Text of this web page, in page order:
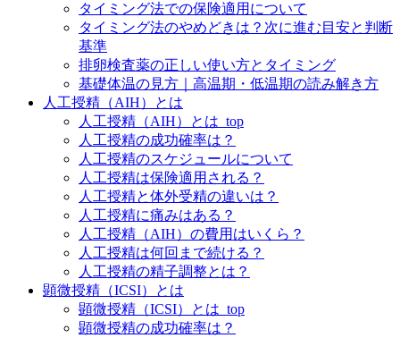
タイミング法での保険適用について
タイミング法のやめどきは？次に進む目安と判断
基準
排卵検査薬の正しい使い方とタイミング
基礎体温の見方｜高温期・低温期の読み解き方
人工授精（AIH）とは
人工授精（AIH）とは_top
人工授精の成功確率は？
人工授精のスケジュールについて
人工授精は保険適用される？
人工授精と体外受精の違いは？
人工授精に痛みはある？
人工授精（AIH）の費用はいくら？
人工授精は何回まで続ける？
人工授精の精子調整とは？
顕微授精（ICSI）とは
顕微授精（ICSI）とは_top
顕微授精の成功確率は？